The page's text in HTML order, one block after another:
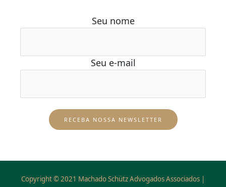
Seu nome
Seu e-mail
Copyright © 2021 Machado Schütz Advogados Associados |